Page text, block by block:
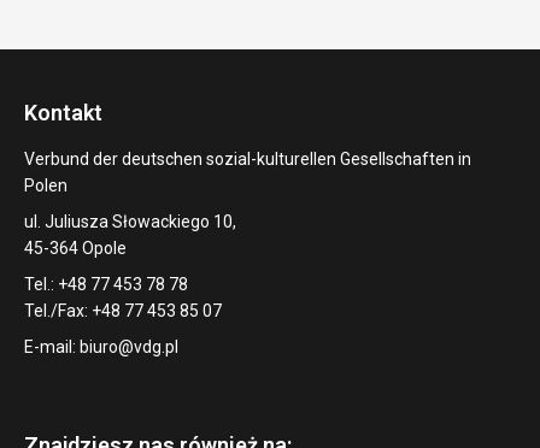
Kontakt
Verbund der deutschen sozial-kulturellen Gesellschaften in
Polen
ul. Juliusza Słowackiego 10,
45-364 Opole
Tel.: +48 77 453 78 78
Tel./Fax: +48 77 453 85 07
E-mail: biuro@vdg.pl